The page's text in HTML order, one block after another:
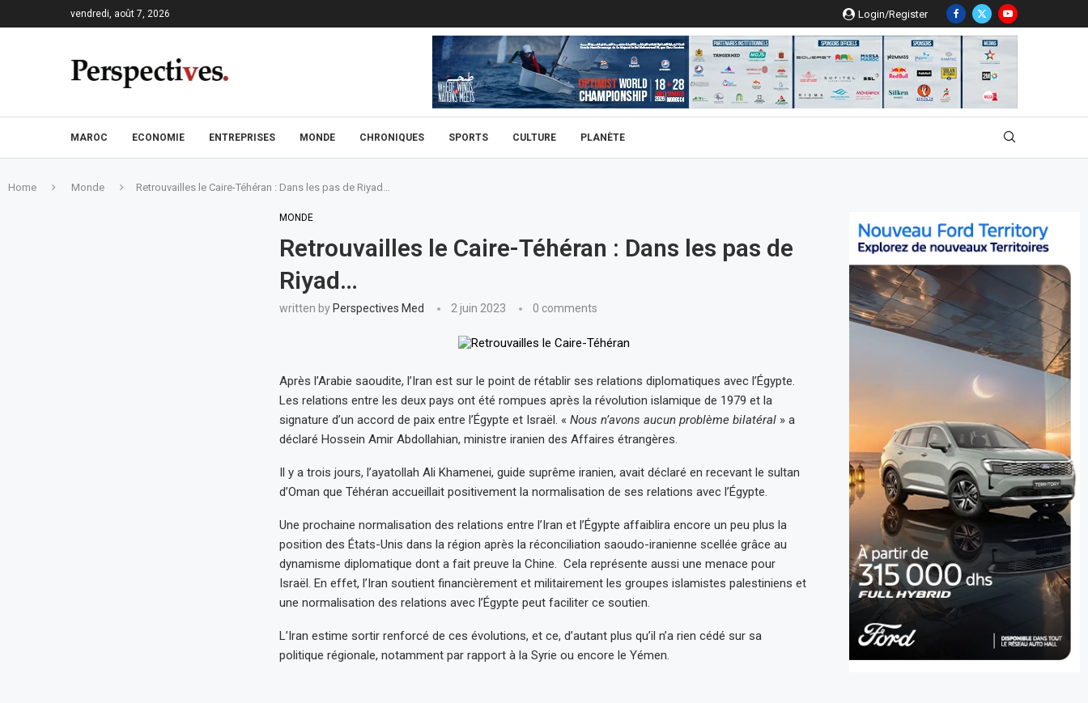
vendredi, août 7, 2026 Login/Register
MAROC ECONOMIE ENTREPRISES MONDE CHRONIQUES SPORTS CULTURE PLANÈTE
Home Monde Retrouvailles le Caire-Téhéran : Dans les pas de Riyad…
MONDE
Retrouvailles le Caire-Téhéran : Dans les pas de
Riyad…
written by Perspectives Med 2 juin 2023 0 comments
Après l’Arabie saoudite, l’Iran est sur le point de rétablir ses relations diplomatiques avec l’Égypte.
Les relations entre les deux pays ont été rompues après la révolution islamique de 1979 et la
signature d’un accord de paix entre l’Égypte et Israël. « Nous n’avons aucun problème bilatéral» a
déclaré Hossein Amir Abdollahian, ministre iranien des Affaires étrangères.
Il y a trois jours, l’ayatollah Ali Khamenei, guide suprême iranien, avait déclaré en recevant le sultan
d’Oman que Téhéran accueillait positivement la normalisation de ses relations avec l’Égypte.
Une prochaine normalisation des relations entre l’Iran et l’Égypte affaiblira encore un peu plus la
position des États-Unis dans la région après la réconciliation saoudo-iranienne scellée grâce au
dynamisme diplomatique dont a fait preuve la Chine. Cela représente aussi une menace pour
Israël. En effet, l’Iran soutient financièrement et militairement les groupes islamistes palestiniens et
une normalisation des relations avec l’Égypte peut faciliter ce soutien.
L’Iran estime sortir renforcé de ces évolutions, et ce, d’autant plus qu’il n’a rien cédé sur sa
politique régionale, notamment par rapport à la Syrie ou encore le Yémen.